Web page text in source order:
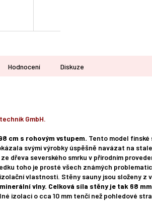
Hodnocení Diskuze
GmbH.
cm s rohovým vstupem. Tento model
svými výrobky úspěšně navázat na
dřeva severského smrku v přírodním
toho je prosté všech známých
vlastnosti. Stěny sauny jsou složeny z
vlny. Celková síla stěny je tak 68
izolaci o cca 10 mm tenčí než pohledové